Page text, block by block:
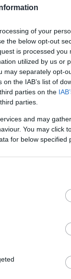
of your
the below opt-out
is processed you
utilized by us or
may separately opt-
the IAB’s list of
parties on the
parties.
and may
You may click
for below specified